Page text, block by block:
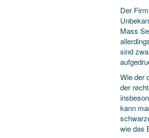
Der
Mass
sind
Wie der
der
kann
wie das